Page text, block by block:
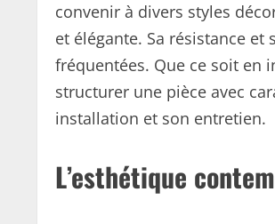
convenir à divers styles
et élégante. Sa résistance
fréquentées. Que ce soit en
structurer une pièce avec
installation et son entretien.
L’esthétique